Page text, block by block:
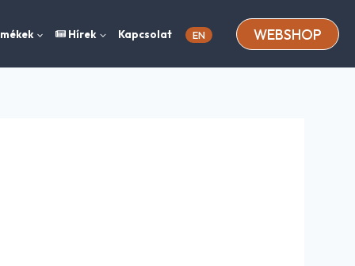
Hírek Kapcsolat EN WEBSHOP